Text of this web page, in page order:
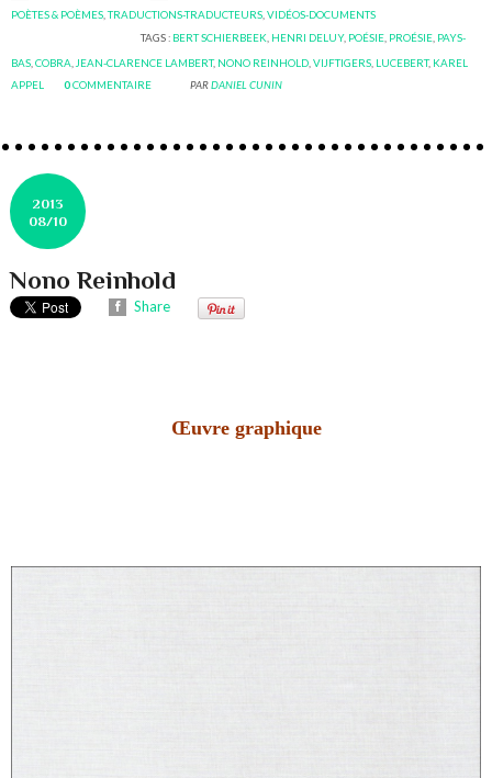
POÈTES & POÈMES ,TRADUCTIONS-TRADUCTEURS ,VIDÉOS-DOCUMENTS
TAGS : BERT SCHIERBEEK HENRI DELUY, POÉSIE PROÉSIE PAYS-
BAS ,COBRA JEAN-CLARENCE LAMBERT, NONO REINHOLD ,VIJFTIGERS LUCEBERT, KAREL
APPEL
0COMMENTAIRE PARDANIEL CUNIN
2013
08/10
Nono Reinhold
Share
Œuvre graphique